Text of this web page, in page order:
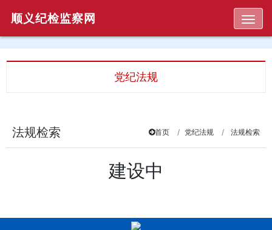
顺义纪检监察网
党纪法规
法规检索 首页 党纪法规 法规检索
建设中